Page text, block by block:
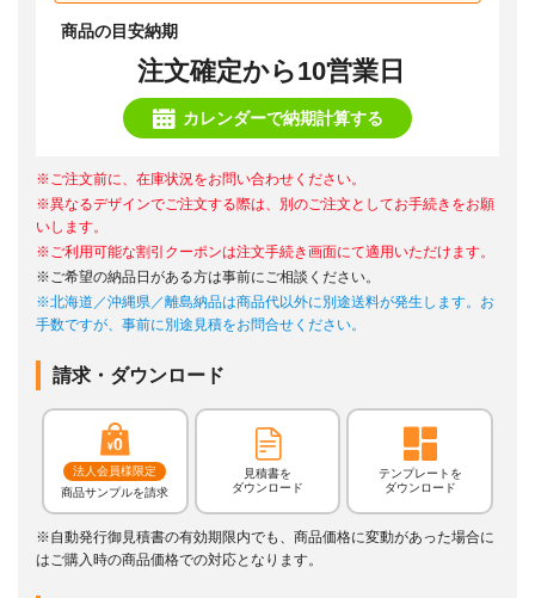
商品の目安納期
注文確定から10営業日
カレンダーで納期計算する
※ご注文前に、在庫状況をお問い合わせください。
※異なるデザインでご注文する際は、別のご注文としてお手続きをお願
いします。
※ご利用可能な割引クーポンは注文手続き画面にて適用いただけます。
※ご希望の納品日がある方は事前にご相談ください。
※北海道／沖縄県／離島納品は商品代以外に別途送料が発生します。お
手数ですが、事前に別途見積をお問合せください。
請求・ダウンロード
法人会員様限定
商品サンプルを請求
見積書を
ダウンロード
テンプレートを
ダウンロード
※自動発行御見積書の有効期限内でも、商品価格に変動があった場合に
はご購入時の商品価格での対応となります。